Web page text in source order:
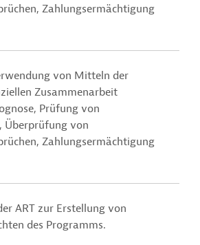
Zahlungsermächtigung
von Mitteln der
Zusammenarbeit
Prüfung von
Überprüfung von
Zahlungsermächtigung
ART zur Erstellung von
des Programms.